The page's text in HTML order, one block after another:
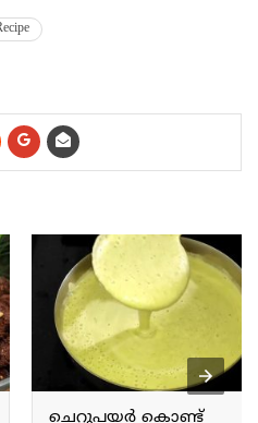
ചെറുപയർ കൊണ്ട്